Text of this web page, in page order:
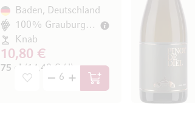
Baden, Deutschland
100% Grauburgunder
Knab
10,80 €
75 cl (14,40 € / l)
In den Warenkorb